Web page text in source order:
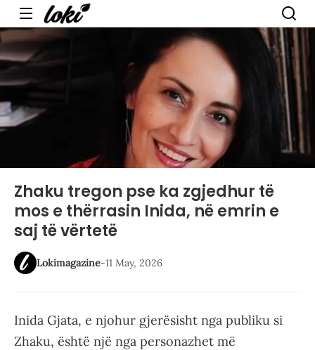
Menu
Zhaku tregon pse ka zgjedhur të
mos e thërrasin Inida, në emrin e
saj të vërtetë
Lokimagazine-11 May, 2026
Inida Gjata, e njohur gjerësisht nga publiku si
Zhaku, është një nga personazhet më